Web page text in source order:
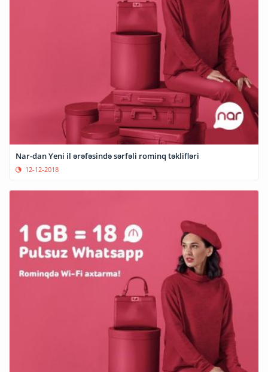
Nar-dan Yeni il ərəfəsində sərfəli rominq təklifləri
12-12-2018